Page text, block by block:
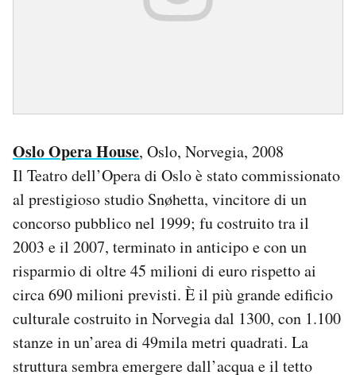
Oslo Opera House, Oslo, Norvegia, 2008
Il Teatro dell’Opera di Oslo è stato commissionato
al prestigioso studio Snøhetta, vincitore di un
concorso pubblico nel 1999; fu costruito tra il
2003 e il 2007, terminato in anticipo e con un
risparmio di oltre 45 milioni di euro rispetto ai
circa 690 milioni previsti. È il più grande edificio
culturale costruito in Norvegia dal 1300, con 1.100
stanze in un’area di 49mila metri quadrati. La
struttura sembra emergere dall’acqua e il tetto